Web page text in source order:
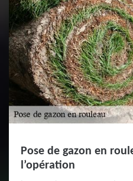
Pose de gazon en
l’opération